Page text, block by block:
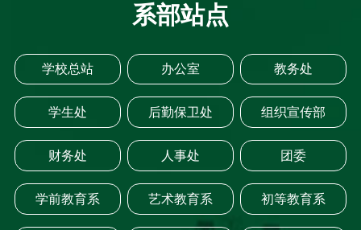
系部站点
学校总站 办公室 教务处
学生处 后勤保卫处 组织宣传部
财务处 人事处 团委
学前教育系 艺术教育系 初等教育系